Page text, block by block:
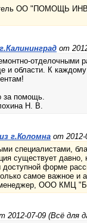
ОО "ПОМОЩЬ
от
отделочными
и области. К
за помощь.
Н. В.
г.Коломна от 2012-
специалистами,
существует
доступной форме
самое важное и
менеджер, ООО КМЦ
2012-07-09 (Всё для